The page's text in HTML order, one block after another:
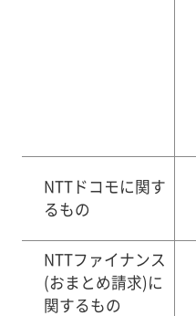
NTTドコモに関す
るもの
NTTファイナンス
(おまとめ請求)に
関するもの